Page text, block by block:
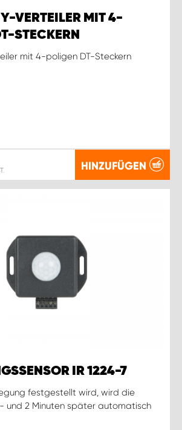
Y-VERTEILER MIT 4-
STECKERN
mit 4-poligen DT-Steckern
HINZUFÜGEN
IR 1224-7
festgestellt wird, wird die
und 2 Minuten später automatisch